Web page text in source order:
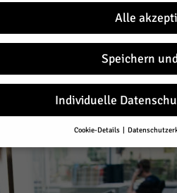
– unkompliziert, persönlich und
Alle
Speichern
Individuelle
Cookie-Details
unter 16 Jahre alt sind und Ihre
müssen Sie Ihre